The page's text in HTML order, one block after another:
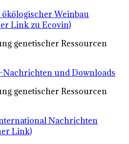
ökölogischer Weinbau
Link zu Ecovin)
genetischer Ressourcen
Nachrichten und Downloads
genetischer Ressourcen
Nachrichten
Link)